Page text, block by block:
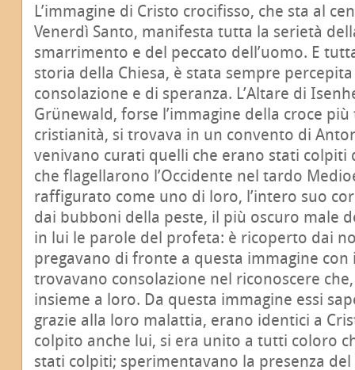
L’immagine di Cristo crocifisso, che sta al
Venerdì Santo, manifesta tutta la serietà
smarrimento e del peccato dell’uomo. E
storia della Chiesa, è stata sempre
consolazione e di speranza. L’Altare di
Grünewald, forse l’immagine della croce
cristianità, si trovava in un convento di
venivano curati quelli che erano stati
che flagellarono l’Occidente nel tardo
raffigurato come uno di loro, l’intero suo
dai bubboni della peste, il più oscuro male
in lui le parole del profeta: è ricoperto dai
pregavano di fronte a questa immagine con
trovavano consolazione nel riconoscere
insieme a loro. Da questa immagine essi
grazie alla loro malattia, erano identici a
colpito anche lui, si era unito a tutti coloro
stati colpiti; sperimentavano la presenza